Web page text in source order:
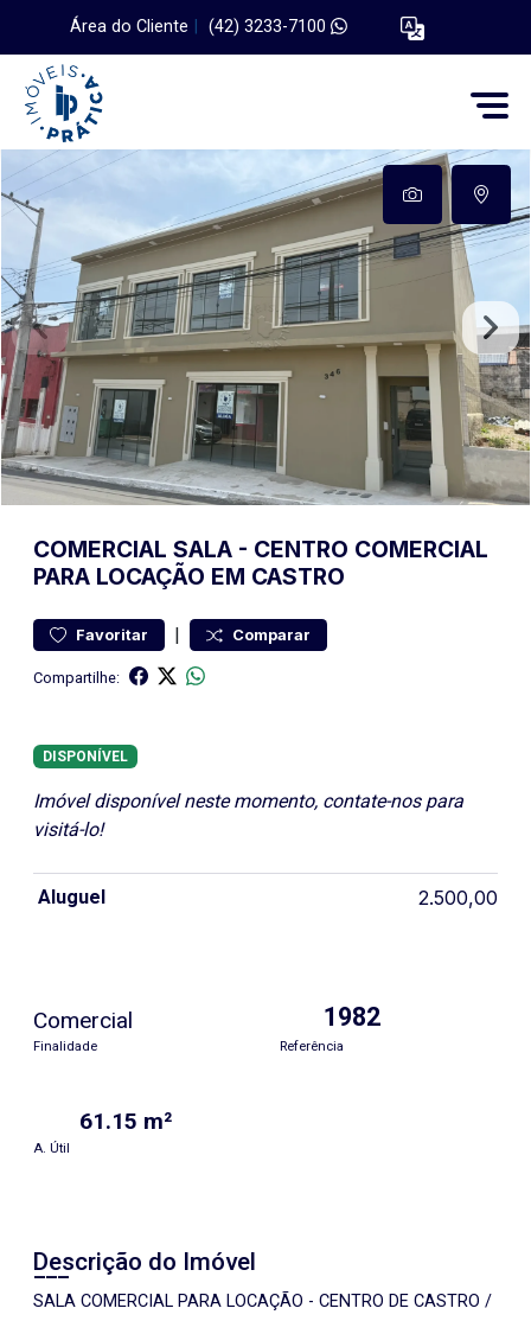
Área do Cliente (42) 3233-7100
COMERCIAL SALA - CENTRO COMERCIAL
PARA LOCAÇÃO EM CASTRO
Favoritar | Comparar
Compartilhe:
DISPONÍVEL
Imóvel disponível neste momento, contate-nos para
visitá-lo!
Aluguel 2.500,00
Comercial
Finalidade
1982
Referência
61.15 m²
A. Útil
Descrição do Imóvel
SALA COMERCIAL PARA LOCAÇÃO - CENTRO DE CASTRO /